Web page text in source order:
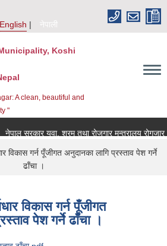
English
नेपाली
Koshi
A clean, beautiful and
"
सरकार युवा, श्रम तथा रोजगार मन्त्रालय रोगजार
विकास गर्न पूँजीगत अनुदानका लागि प्रस्ताव पेश गर्ने
ढाँचा ।
विकास गर्न पूँजीगत
पेश गर्ने ढाँचा ।